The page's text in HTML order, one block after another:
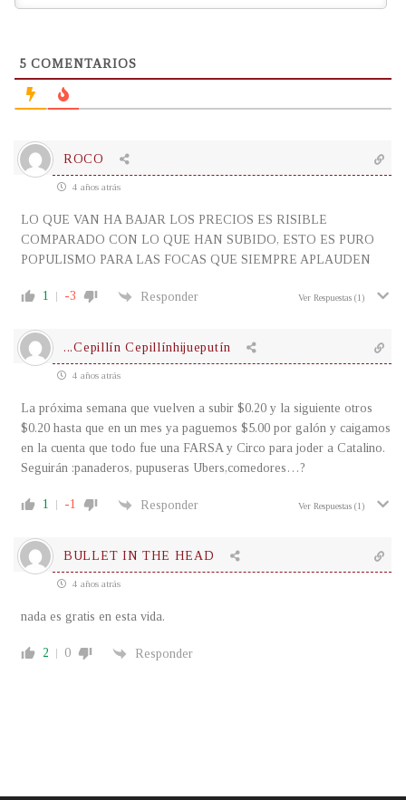
5 COMENTARIOS
ROCO
4 años atrás
LO QUE VAN HA BAJAR LOS PRECIOS ES RISIBLE
COMPARADO CON LO QUE HAN SUBIDO, ESTO ES PURO
POPULISMO PARA LAS FOCAS QUE SIEMPRE APLAUDEN
1 -3 Responder Ver Respuestas (1)
...Cepillín Cepillínhijueputín
4 años atrás
La próxima semana que vuelven a subir $0.20 y la siguiente otros
$0.20 hasta que en un mes ya paguemos $5.00 por galón y caigamos
en la cuenta que todo fue una FARSA y Circo para joder a Catalino.
Seguirán :panaderos, pupuseras Ubers,comedores…?
1 -1 Responder Ver Respuestas (1)
BULLET IN THE HEAD
4 años atrás
nada es gratis en esta vida.
2 0 Responder